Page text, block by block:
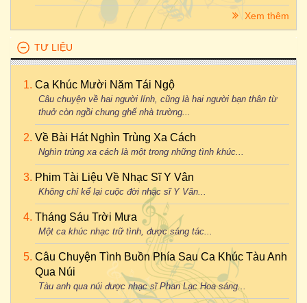
Xem thêm
TƯ LIỆU
Ca Khúc Mười Năm Tái Ngộ
Câu chuyện về hai người lính, cũng là hai người bạn thân từ
thuở còn ngồi chung ghế nhà trường...
Về Bài Hát Nghìn Trùng Xa Cách
Nghìn trùng xa cách là một trong những tình khúc...
Phim Tài Liệu Về Nhạc Sĩ Y Vân
Không chỉ kể lại cuộc đời nhạc sĩ Y Vân...
Tháng Sáu Trời Mưa
Một ca khúc nhạc trữ tình, được sáng tác...
Câu Chuyện Tình Buồn Phía Sau Ca Khúc Tàu Anh
Qua Núi
Tàu anh qua núi được nhạc sĩ Phan Lạc Hoa sáng...